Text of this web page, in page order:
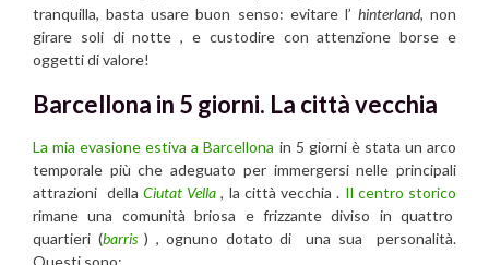
tranquilla, basta usare buon senso: evitare l’ hinterland, non
girare soli di notte , e custodire con attenzione borse e
oggetti di valore!
Barcellona in 5 giorni. La città vecchia
La mia evasione estiva a Barcellona in 5 giorni è stata un arco
temporale più che adeguato per immergersi nelle principali
attrazioni della Ciutat Vella , la città vecchia . Il centro storico
rimane una comunità briosa e frizzante diviso in quattro
quartieri (barris ) , ognuno dotato di una sua personalità.
Questi sono: